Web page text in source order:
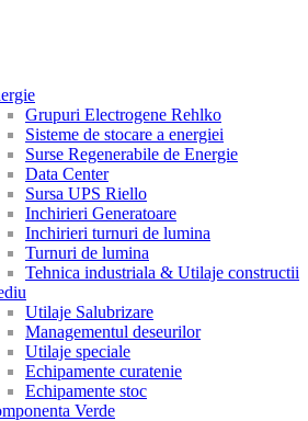
Grupuri Electrogene Rehlko
Sisteme de stocare a energiei
Surse Regenerabile de Energie
Data Center
Sursa UPS Riello
Inchirieri Generatoare
Inchirieri turnuri de lumina
Turnuri de lumina
Tehnica industriala & Utilaje constructii
Utilaje Salubrizare
Managementul deseurilor
Utilaje speciale
Echipamente curatenie
Echipamente stoc
Verde